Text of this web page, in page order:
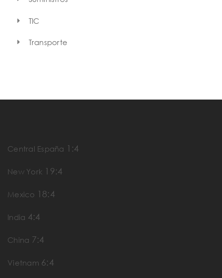
TIC
Transporte
Central España 1:4
New York 19:4
Mexico 18:4
India 4:4
China 7:4
Vietnam 6:4